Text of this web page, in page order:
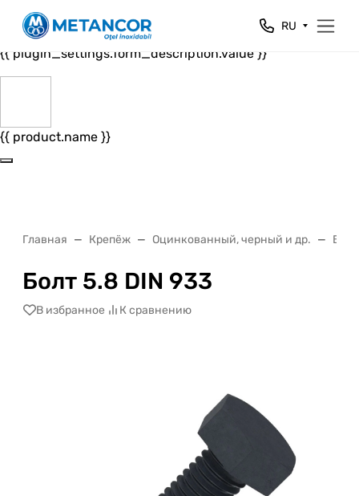
Close
{{ plugin_settings.form_header.value }}
{{ plugin_settings.form_description.value }}
{{ product.name }}
RU
Главная Крепёж Оцинкованный, черный и др.
Болт 5.8 DIN 933
В избранное К сравнению